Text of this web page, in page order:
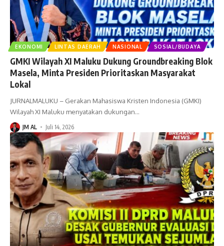
EKONOMI LINTAS DAERAH NASIONAL SOSIAL/BUDAYA
GMKI Wilayah XI Maluku Dukung Groundbreaking Blok
Masela, Minta Presiden Prioritaskan Masyarakat
Lokal
JURNALMALUKU – Gerakan Mahasiswa Kristen Indonesia (GMKI)
Wilayah XI Maluku menyatakan dukungan…
JM AL Juli 14, 2026